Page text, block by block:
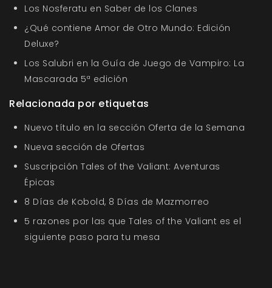
Los Nosferatu en Saber de los Clanes
¿Qué contiene Amor de Otro Mundo: Edición
Deluxe?
Los Salubri en la Guía de Juego de Vampiro: La
Mascarada 5ª edición
Relacionada por etiquetas
Nuevo título en la sección Oferta de la Semana
Nueva sección de Ofertas
Suscripción Tales of the Valiant: Aventuras
Épicas
8 Días de Kobold, 8 Días de Mazmorreo
5 razones por las que Tales of the Valiant es el
siguiente paso para tu mesa